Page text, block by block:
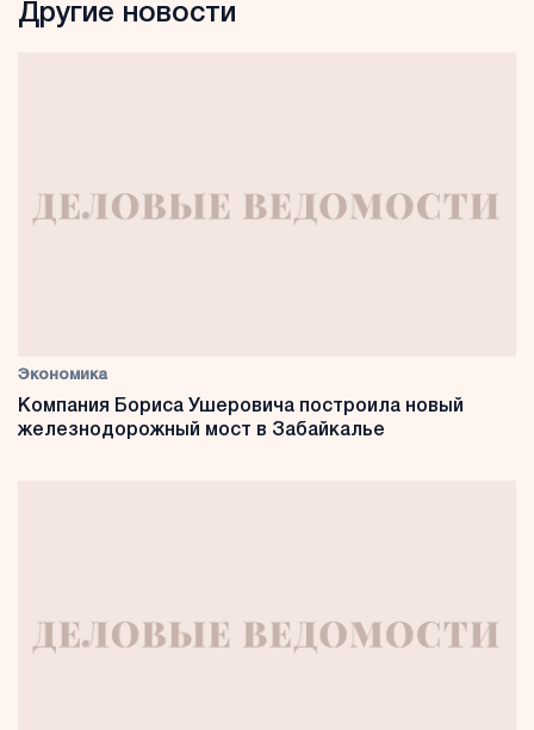
Другие новости
Экономика
Компания Бориса Ушеровича построила новый
железнодорожный мост в Забайкалье